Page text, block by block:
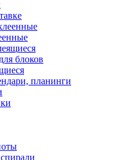
блоков
планинги